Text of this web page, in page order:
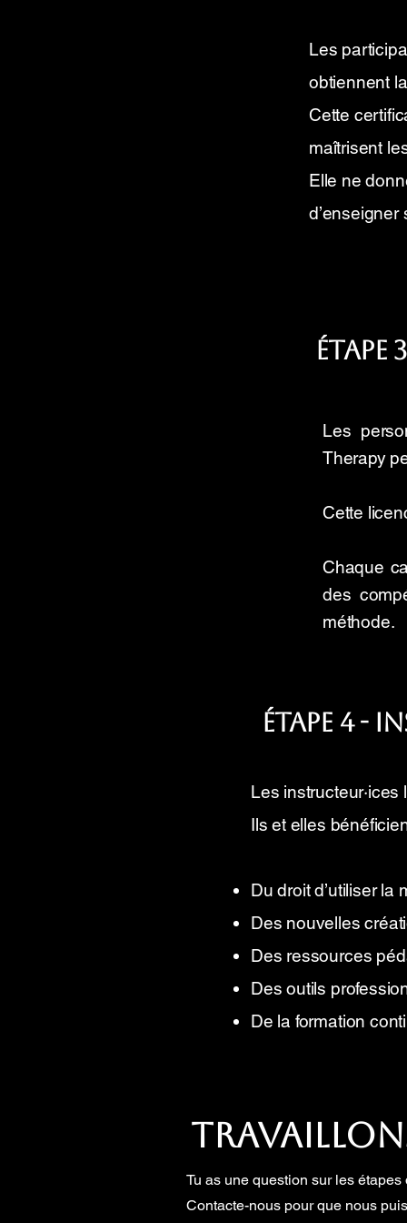
Les
obtiennent
Cette
maîtrisent
Elle ne
d’enseigner
Étape
Les
Therapy
Cette
Chaque
des
méthode.
Étape 4 -
Les
Ils et elles
Du droit d’utiliser la
Des nouvelles
Des ressources
Des outils
De la formation
Tu as une question sur les
Contacte-nous pour que nous